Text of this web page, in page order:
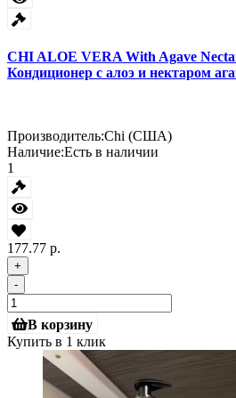
CHI ALOE VERA With Agave
Кондиционер с алоэ и нектаром
Производитель:Chi (США)
Наличие:Есть в наличии
1
177.77 р.
+
-
В корзину
Купить в 1 клик